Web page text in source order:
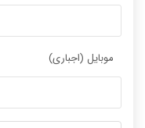
موبایل (اجباری)